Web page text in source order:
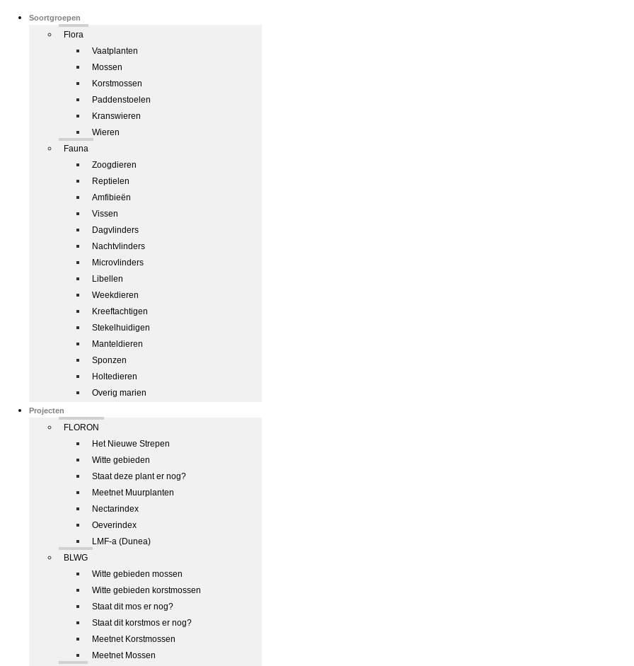
Soortgroepen
Flora
Vaatplanten
Mossen
Korstmossen
Paddenstoelen
Kranswieren
Wieren
Fauna
Zoogdieren
Reptielen
Amfibieën
Vissen
Dagvlinders
Nachtvlinders
Microvlinders
Libellen
Weekdieren
Kreeftachtigen
Stekelhuidigen
Manteldieren
Sponzen
Holtedieren
Overig marien
Projecten
FLORON
Het Nieuwe Strepen
Witte gebieden
Staat deze plant er nog?
Meetnet Muurplanten
Nectarindex
Oeverindex
LMF-a (Dunea)
BLWG
Witte gebieden mossen
Witte gebieden korstmossen
Staat dit mos er nog?
Staat dit korstmos er nog?
Meetnet Korstmossen
Meetnet Mossen